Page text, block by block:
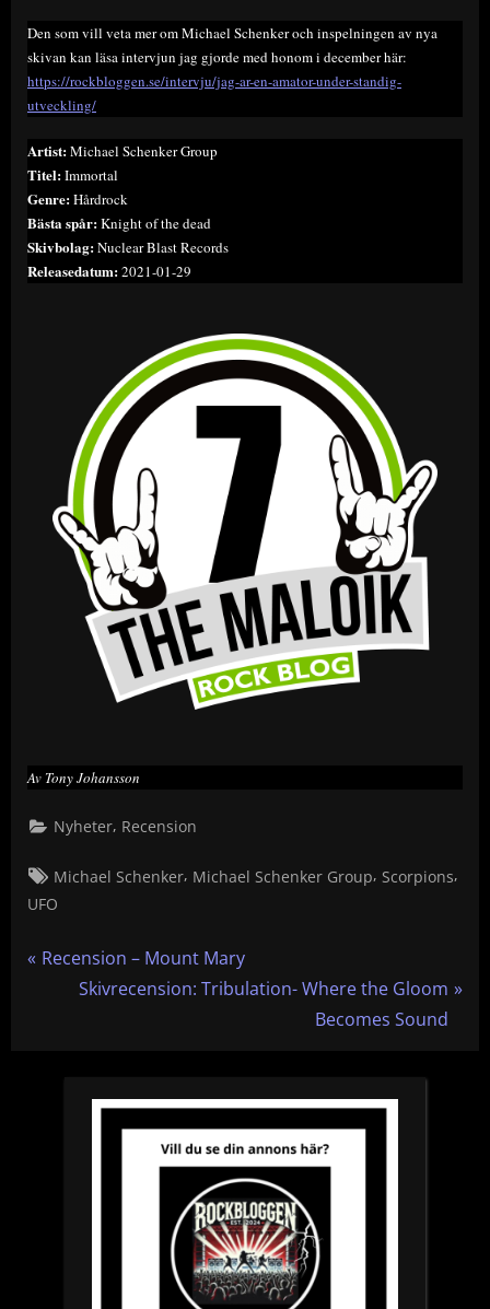
Den som vill veta mer om Michael Schenker och inspelningen av nya
skivan kan läsa intervjun jag gjorde med honom i december här:
https://rockbloggen.se/intervju/jag-ar-en-amator-under-standig-
utveckling/
Artist:Michael Schenker Group
Titel:Immortal
Genre:Hårdrock
Bästa spår:Knight of the dead
Skivbolag:Nuclear Blast Records
Releasedatum:2021-01-29
Av Tony Johansson
Nyheter, Recension
Tags:
Michael Schenker, Michael Schenker Group, Scorpions,
UFO
P
Recension – Mount Mary
N
Skivrecension: Tribulation- Where the Gloom
Becomes Sound